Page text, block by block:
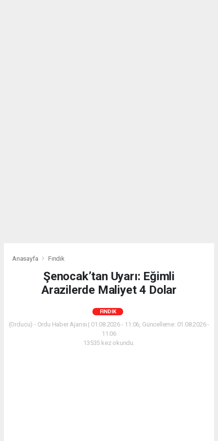
Anasayfa Fındık
Şenocak’tan Uyarı: Eğimli
Arazilerde Maliyet 4 Dolar
FINDIK
(Orducu) - Ordu Haber Ajansı | 01.08.2026 - 11:06, Güncelleme: 01.08.2026 -
11:06
13535 kez okundu.